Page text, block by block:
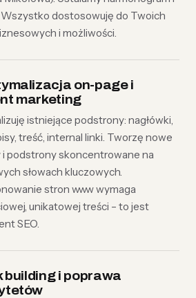
dostosowuję do Twoich
i możliwości.
on-page i
marketing
istniejące podstrony: nagłówki,
treść, internal linki. Tworzę nowe
i podstrony skoncentrowane na
słowach kluczowych.
stron www wymaga
unikatowej treści – to jest
SEO.
building i poprawa